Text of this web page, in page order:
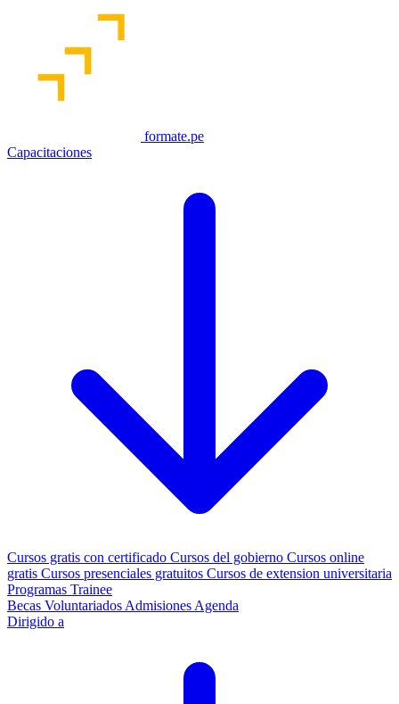
formate.pe
Capacitaciones
Cursos gratis con certificado Cursos del gobierno Cursos online
gratis Cursos presenciales gratuitos Cursos de extension universitaria
Programas Trainee
Becas Voluntariados Admisiones Agenda
Dirigido a